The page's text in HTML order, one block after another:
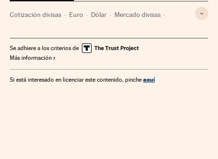
Cotización divisas Euro Dólar Mercado divisas
Mercados financieros Unión Europea Medios de pago
Relaciones exteriores Economía Finanzas
Se adhiere a los criterios de
Más información
Si está interesado en licenciar este contenido, pinche aquí